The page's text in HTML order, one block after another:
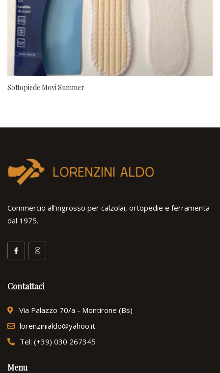
Sottopiede Movi Summer
Commercio all’ingrosso per calzolai, ortopedie e ferramenta
dal 1975.
Contattaci
Via Palazzo 70/a - Montirone (Bs)
lorenzinialdo@yahoo.it
Tel: (+39) 030 267345
Menu